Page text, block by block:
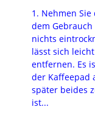
1. Nehmen
dem
nichts
lässt sich
entfernen. Es
der Kaffeepad
später beides
ist...